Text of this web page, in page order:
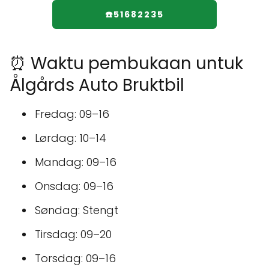
☎️51682235
⏰ Waktu pembukaan untuk
Ålgårds Auto Bruktbil
Fredag: 09–16
Lørdag: 10–14
Mandag: 09–16
Onsdag: 09–16
Søndag: Stengt
Tirsdag: 09–20
Torsdag: 09–16